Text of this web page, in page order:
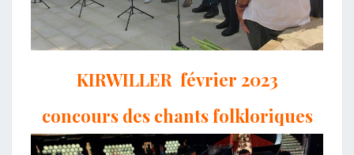
KIRWILLER février 2023
concours des chants folkloriques